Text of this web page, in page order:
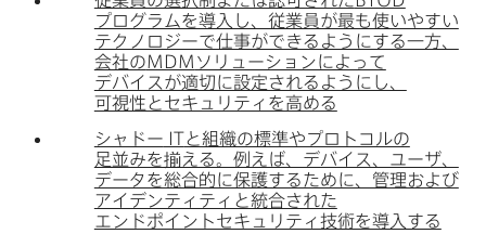
プログラムを​導入し、​従業員が​最も​使いやすい​
テクノロジーで​仕事が​できるように​する​一方、​
会社のMDM ソリューションに​よって​
デバイスが​適切に​設定されるようにし、​
可視性と​セキュリティを​高める
シャドー ITと​組織の​標準や​プロトコルの​
足並みを​揃える。​例えば、​デバイス、​ユーザ、​
データを​総合的に​保護する​ために、​管理および​
アイデンティティと​統合された​
エンドポイントセキュリティ技術を​導入する